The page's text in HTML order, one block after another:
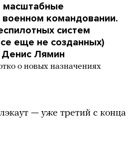
масштабные
военном командовании.
систем
еще не созданных)
Денис Лямин
о новых назначениях
— уже третий с конца